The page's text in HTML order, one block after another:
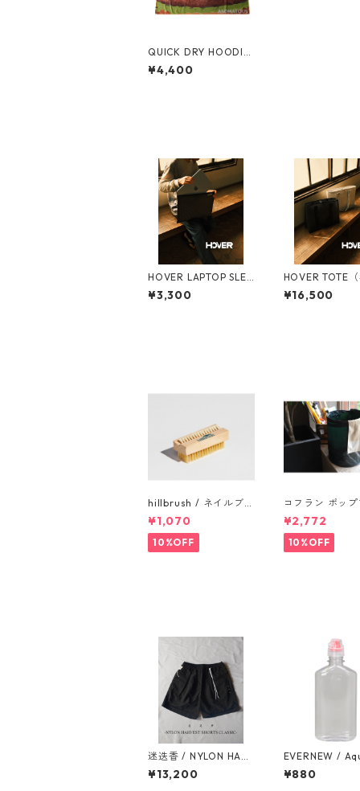
QUICK DRY HOODIE
TOWEL BIG UV：クイ
ックドライフーディー
¥4,400
HOVER LAPTOP SLEE
VE（ホバーラップトッ
プスリーブ）
¥3,300
HOVER TOTE
トート）
¥16,500
hillbrush / ネイルブラ
シ
¥1,070
10%OFF
コフラン ポッ
キャンプトラッ
ン Sサイズ
¥2,772
10%OFF
迷迭香 / NYLON HAR
VEST SHORTS CLASSI
C
¥13,200
EVERNEW /
ket 333ml FC
¥880